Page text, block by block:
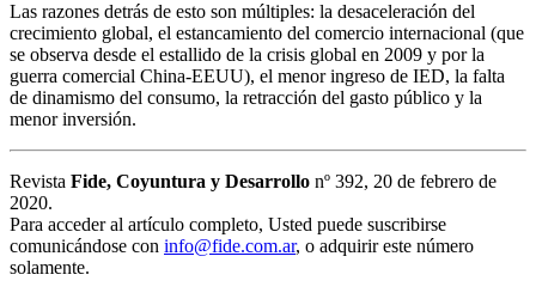
Las razones detrás de esto son múltiples: la desaceleración del
crecimiento global, el estancamiento del comercio internacional (que
se observa desde el estallido de la crisis global en 2009 y por la
guerra comercial China-EEUU), el menor ingreso de IED, la falta
de dinamismo del consumo, la retracción del gasto público y la
menor inversión.
Revista Fide, Coyuntura y Desarrollo nº 392, 20 de febrero de
2020.
Para acceder al artículo completo, Usted puede suscribirse
comunicándose con info@fide.com.ar, o adquirir este número
solamente.